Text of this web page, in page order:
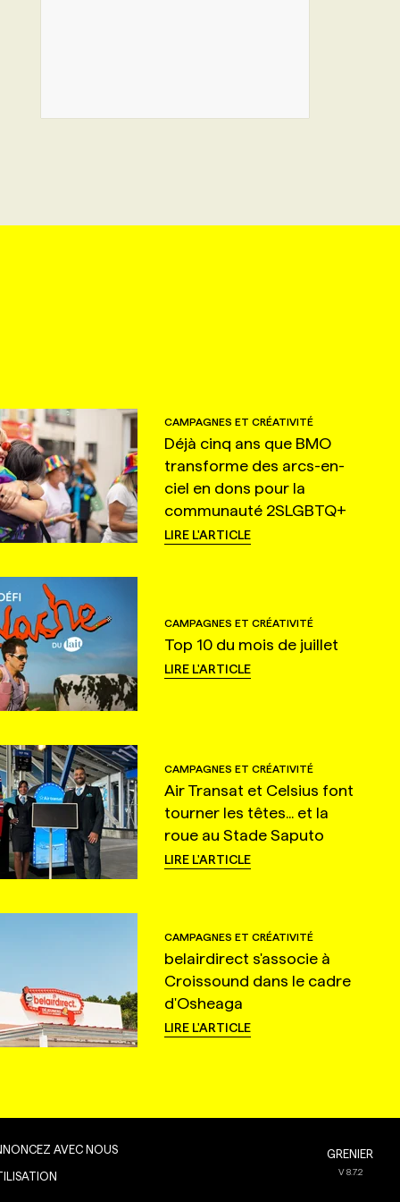
CAMPAGNES ET CRÉATIVITÉ
Déjà cinq ans que BMO
transforme des arcs-en-
ciel en dons pour la
communauté 2SLGBTQ+
LIRE L'ARTICLE
CAMPAGNES ET CRÉATIVITÉ
Top 10 du mois de juillet
LIRE L'ARTICLE
CAMPAGNES ET CRÉATIVITÉ
Air Transat et Celsius font
tourner les têtes... et la
roue au Stade Saputo
LIRE L'ARTICLE
CAMPAGNES ET CRÉATIVITÉ
belairdirect s'associe à
Croissound dans le cadre
d'Osheaga
LIRE L'ARTICLE
AVEC NOUS GRENIER
V8.7.2